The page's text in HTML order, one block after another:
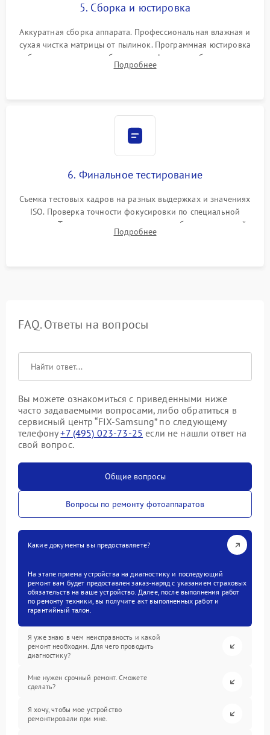
5. Сборка и юстировка
Аккуратная сборка аппарата. Профессиональная влажная и
сухая чистка матрицы от пылинок. Программная юстировка
рабочего отрезка, калибровка автофокуса, стабилизатора и
экспозамера с помощью сервисного ПО.
Подробнее
6. Финальное тестирование
Съемка тестовых кадров на разных выдержках и значениях
ISO. Проверка точности фокусировки по специальной
мишени. Тест записи на карту памяти, работы встроенной
вспышки, микрофона и всех кнопок управления.
Подробнее
FAQ. Ответы на вопросы
Вы можете ознакомиться с приведенными ниже
часто задаваемыми вопросами, либо обратиться в
сервисный центр “FIX-Samsung” по следующему
телефону+7 (495) 023-73-25 если не нашли ответ на
свой вопрос.
Общие вопросы
Вопросы по ремонту фотоаппаратов
Какие документы вы предоставляете?
На этапе приема устройства на диагностику и последующий
ремонт вам будет предоставлен заказ-наряд с указанием страховых
обязательств на ваше устройство. Далее, после выполнения работ
по ремонту техники, вы получите акт выполненных работ и
гарантийный талон.
Я уже знаю в чем неисправность и какой
ремонт необходим. Для чего проводить
диагностику?
Мне нужен срочный ремонт. Сможете
сделать?
Я хочу, чтобы мое устройство
ремонтировали при мне.